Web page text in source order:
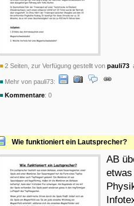
2 Seiten, zur Verfügung gestellt von pauli73
Mehr von pauli73:
Kommentare: 0
Wie funktioniert ein Lautsprecher?
AB